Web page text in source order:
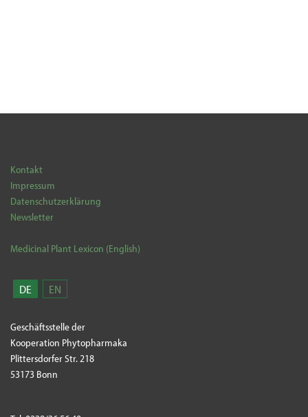
Kontakt
Impressum
Datenschutzerklärung
Newsletter
Medicinal Plant Lexicon (English)
DE EN
Geschäftsstelle der
Kooperation Phytopharmaka
Plittersdorfer Str. 218
53173 Bonn